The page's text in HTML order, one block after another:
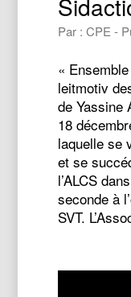
Par : CPE -
«
leitmotiv
de Yassine
18
laquelle se
et se
l’ALCS
seconde à
SVT.